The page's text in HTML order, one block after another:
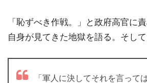
「恥ずべき作戦。」と政府高官に
自身が見てきた地獄を語る。そして
「軍人に決してそれを言って